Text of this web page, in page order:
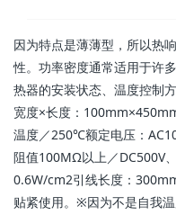
因为特点是薄薄型，所以热
性。功率密度通常适用于许
热器的安装状态、温度控制
宽度×长度：
温度／250℃额定电压：
阻值100MΩ以上／DC500V
0.6W/cm2引线长度：
贴紧使用。※因为不是自我